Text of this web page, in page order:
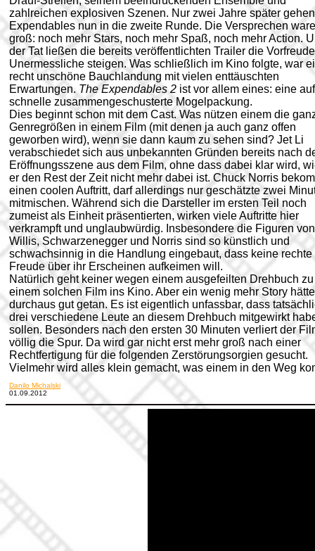
zahlreichen explosiven Szenen. Nur zwei Jahre später
Expendables nun in die zweite Runde. Die Versprechen
groß: noch mehr Stars, noch mehr Spaß, noch mehr Action.
der Tat ließen die bereits veröffentlichten Trailer die
Unermessliche steigen. Was schließlich im Kino folgte, war
recht unschöne Bauchlandung mit vielen enttäuschten
Erwartungen. The Expendables 2 ist vor allem eines: eine
schnelle zusammengeschusterte Mogelpackung.
Dies beginnt schon mit dem Cast. Was nützen einem die
Genregrößen in einem Film (mit denen ja auch ganz offen
geworben wird), wenn sie dann kaum zu sehen sind? Jet Li
verabschiedet sich aus unbekannten Gründen bereits nach
Eröffnungsszene aus dem Film, ohne dass dabei klar wird,
er den Rest der Zeit nicht mehr dabei ist. Chuck Norris
einen coolen Auftritt, darf allerdings nur geschätzte zwei
mitmischen. Während sich die Darsteller im ersten Teil noch
zumeist als Einheit präsentierten, wirken viele Auftritte hier
verkrampft und unglaubwürdig. Insbesondere die Figuren von
Willis, Schwarzenegger und Norris sind so künstlich und
schwachsinnig in die Handlung eingebaut, dass keine rechte
Freude über ihr Erscheinen aufkeimen will.
Natürlich geht keiner wegen einem ausgefeilten Drehbuch zu
einem solchen Film ins Kino. Aber ein wenig mehr Story hätte
durchaus gut getan. Es ist eigentlich unfassbar, dass
drei verschiedene Leute an diesem Drehbuch mitgewirkt
sollen. Besonders nach den ersten 30 Minuten verliert der
völlig die Spur. Da wird gar nicht erst mehr groß nach einer
Rechtfertigung für die folgenden Zerstörungsorgien gesucht.
Vielmehr wird alles klein gemacht, was einem in den Weg
Danilo Michalski
01.09.2012